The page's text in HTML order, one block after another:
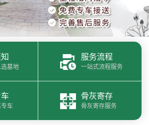
墓地
服务流程
一站式流程服务
车
骨灰寄存
骨灰寄存服务